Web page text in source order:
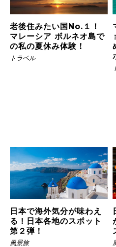
老後住みたい国No.１！
マレーシア ボルネオ島で
の私の夏休み体験！
トラベル
日本で海外気分が味わえ
る！日本各地のスポット
第２弾！
風景旅